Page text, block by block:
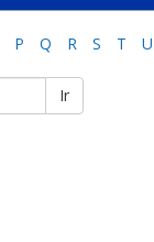
P Q R S T U
Ir